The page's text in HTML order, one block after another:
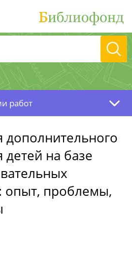
работ
дополнительного
на базе
опыт, проблемы,